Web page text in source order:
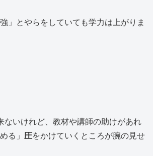
」とやらをしていても学力は上がりま
ないけれど、教材や講師の助けがあれ
る」 圧をかけていくところが腕の見せ